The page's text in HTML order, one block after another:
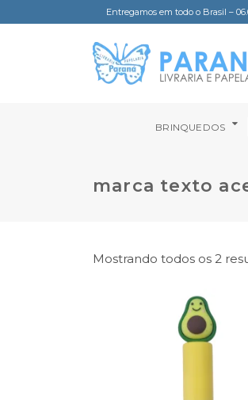
Entregamos em todo o Brasil –
BRINQUEDOS
marca texto
Mostrando todos os 2